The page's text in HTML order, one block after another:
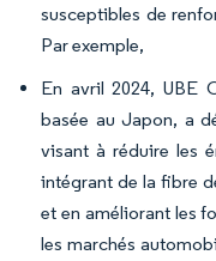
susceptibles de
Par exemple,
En avril 2024, UBE
basée au Japon, a
visant à réduire les
intégrant de la fibre
et en améliorant les
les marchés